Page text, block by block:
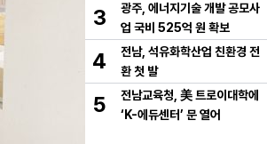
3
광주, 에너지기술 개발 공모사
업 국비 525억 원 확보
4
전남, 석유화학산업 친환경 전
환 첫 발
5
전남교육청, 美 트로이대학에
‘K-에듀센터’ 문 열어